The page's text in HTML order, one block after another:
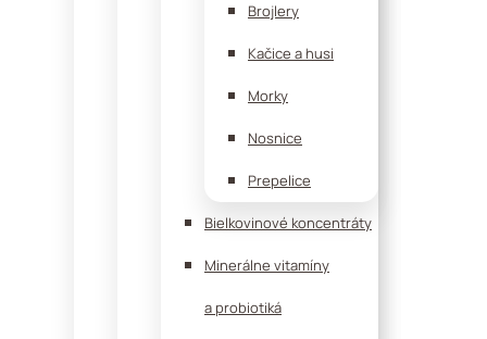
Brojlery
Kačice a husi
Morky
Nosnice
Prepelice
Bielkovinové koncentráty
Minerálne vitamíny
a probiotiká